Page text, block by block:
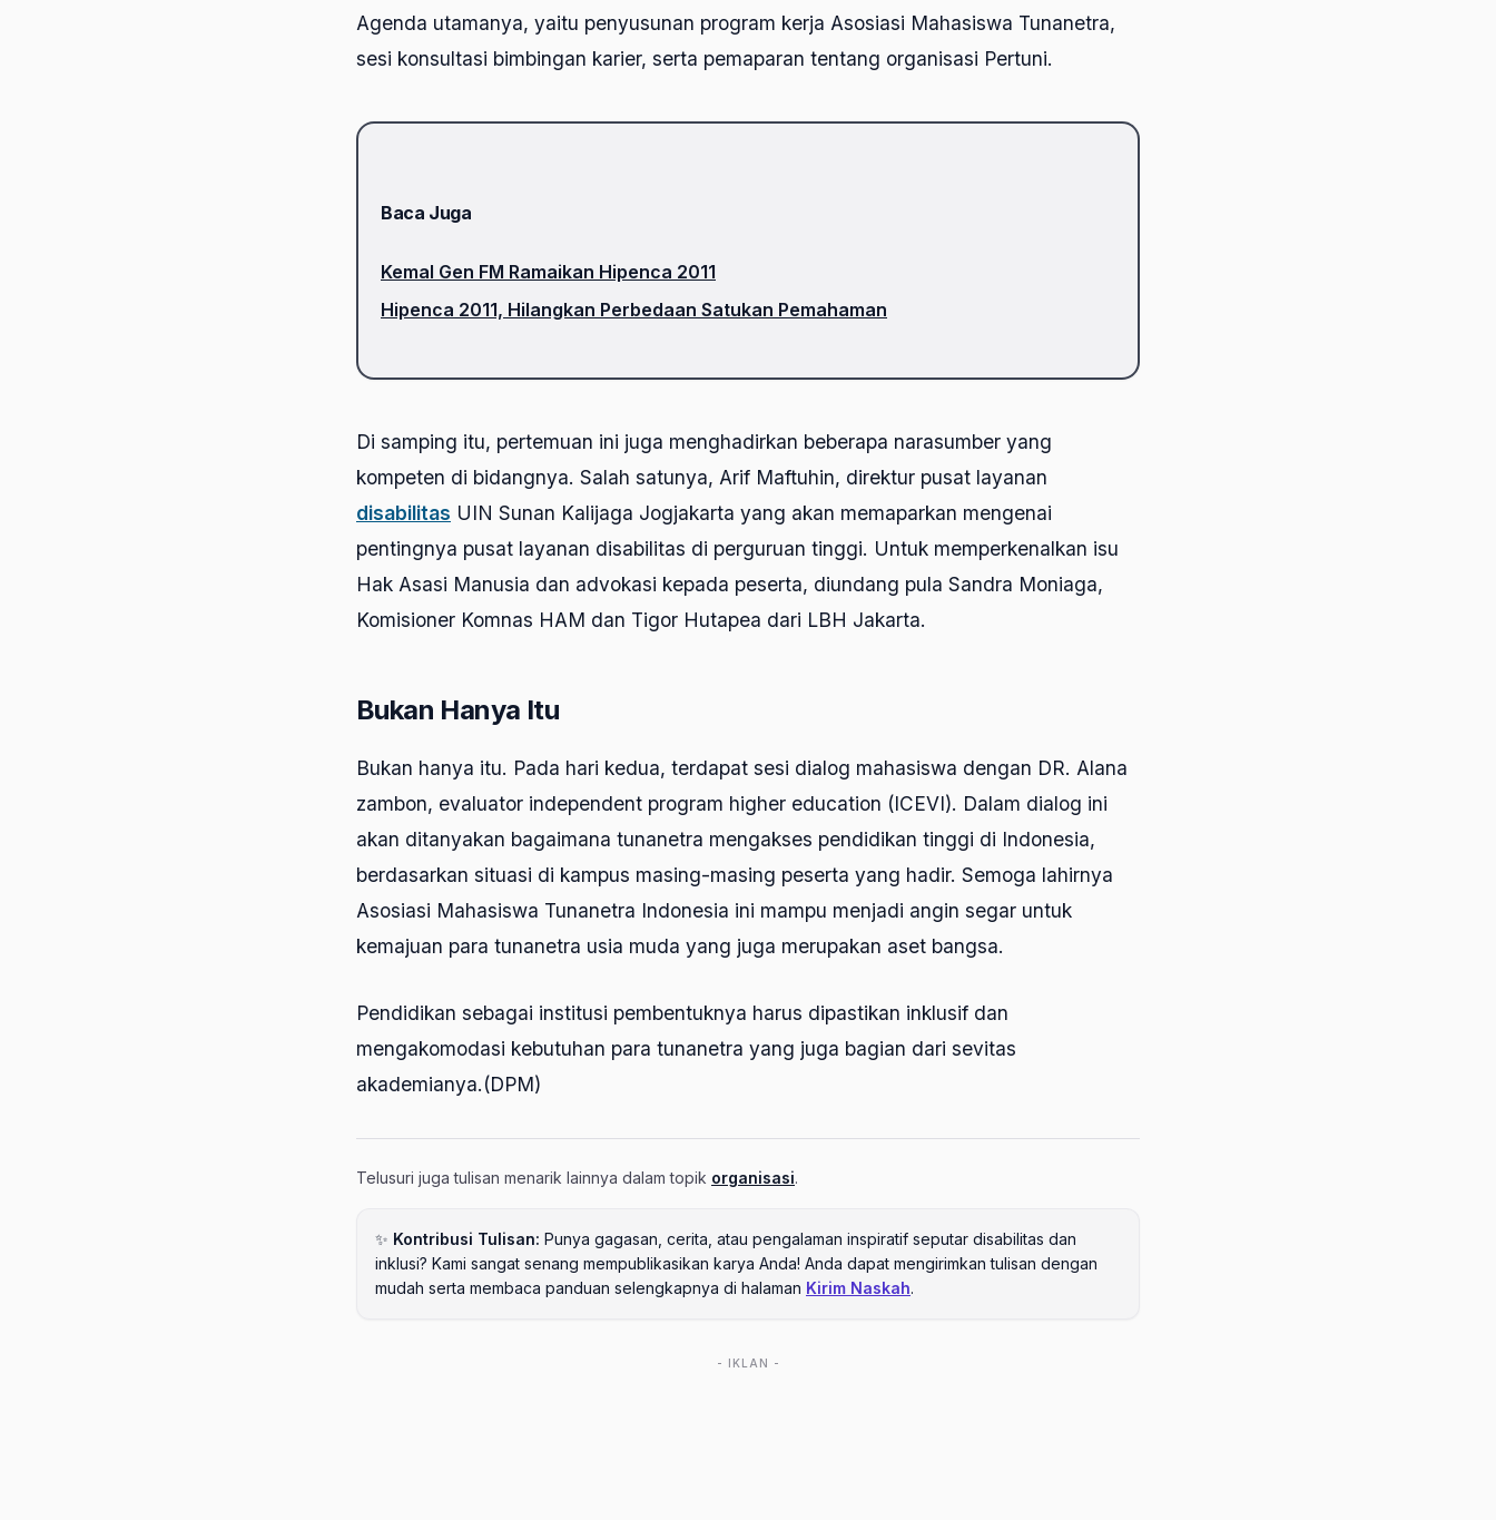
Agenda utamanya, yaitu penyusunan program kerja Asosiasi Mahasiswa Tunanetra,
sesi konsultasi bimbingan karier, serta pemaparan tentang organisasi Pertuni.
Baca Juga
Kemal Gen FM Ramaikan Hipenca 2011
Hipenca 2011, Hilangkan Perbedaan Satukan Pemahaman
Di samping itu, pertemuan ini juga menghadirkan beberapa narasumber yang
kompeten di bidangnya. Salah satunya, Arif Maftuhin, direktur pusat layanan
disabilitas UIN Sunan Kalijaga Jogjakarta yang akan memaparkan mengenai
pentingnya pusat layanan disabilitas di perguruan tinggi. Untuk memperkenalkan isu
Hak Asasi Manusia dan advokasi kepada peserta, diundang pula Sandra Moniaga,
Komisioner Komnas HAM dan Tigor Hutapea dari LBH Jakarta.
Bukan Hanya Itu
Bukan hanya itu. Pada hari kedua, terdapat sesi dialog mahasiswa dengan DR. Alana
zambon, evaluator independent program higher education (ICEVI). Dalam dialog ini
akan ditanyakan bagaimana tunanetra mengakses pendidikan tinggi di Indonesia,
berdasarkan situasi di kampus masing-masing peserta yang hadir. Semoga lahirnya
Asosiasi Mahasiswa Tunanetra Indonesia ini mampu menjadi angin segar untuk
kemajuan para tunanetra usia muda yang juga merupakan aset bangsa.
Pendidikan sebagai institusi pembentuknya harus dipastikan inklusif dan
mengakomodasi kebutuhan para tunanetra yang juga bagian dari sevitas
akademianya.(DPM)
Telusuri juga tulisan menarik lainnya dalam topik organisasi.
✨ Kontribusi Tulisan: Punya gagasan, cerita, atau pengalaman inspiratif seputar disabilitas dan
inklusi? Kami sangat senang mempublikasikan karya Anda! Anda dapat mengirimkan tulisan dengan
mudah serta membaca panduan selengkapnya di halaman Kirim Naskah.
- IKLAN -